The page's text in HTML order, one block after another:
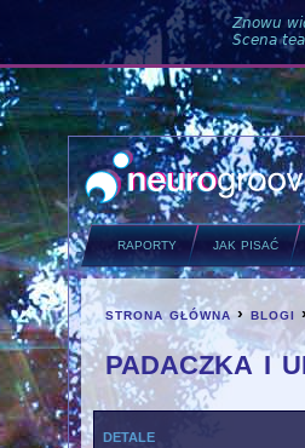
Znowu
Scena
raporty jak pisać
you are here
strona główna ›blogi
padaczka i
detale